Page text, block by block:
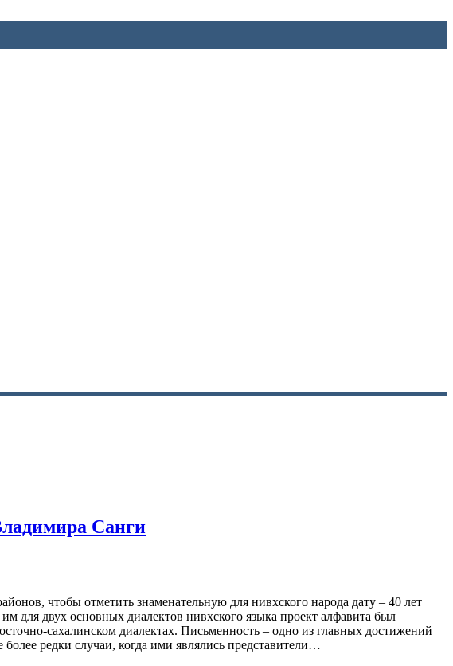
Санги
чтобы отметить знаменательную для нивхского народа дату – 40 лет
для двух основных диалектов нивхского языка проект алфавита был
сахалинском диалектах. Письменность – одно из главных достижений
редки случаи, когда ими являлись представители…